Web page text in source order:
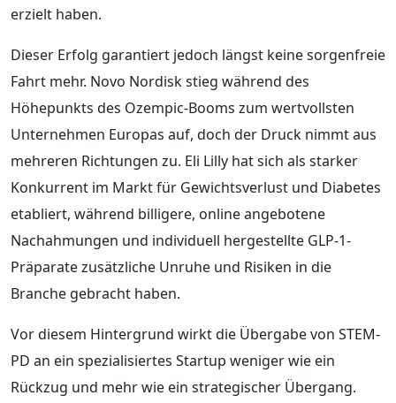
erzielt haben.
Dieser Erfolg garantiert jedoch längst keine sorgenfreie
Fahrt mehr. Novo Nordisk stieg während des
Höhepunkts des Ozempic-Booms zum wertvollsten
Unternehmen Europas auf, doch der Druck nimmt aus
mehreren Richtungen zu. Eli Lilly hat sich als starker
Konkurrent im Markt für Gewichtsverlust und Diabetes
etabliert, während billigere, online angebotene
Nachahmungen und individuell hergestellte GLP-1-
Präparate zusätzliche Unruhe und Risiken in die
Branche gebracht haben.
Vor diesem Hintergrund wirkt die Übergabe von STEM-
PD an ein spezialisiertes Startup weniger wie ein
Rückzug und mehr wie ein strategischer Übergang.